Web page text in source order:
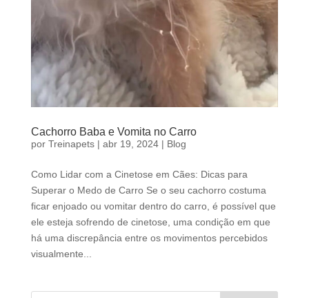
Cachorro Baba e Vomita no Carro
por Treinapets| abr 19, 2024| Blog
Como Lidar com a Cinetose em Cães: Dicas para
Superar o Medo de Carro Se o seu cachorro costuma
ficar enjoado ou vomitar dentro do carro, é possível que
ele esteja sofrendo de cinetose, uma condição em que
há uma discrepância entre os movimentos percebidos
visualmente...